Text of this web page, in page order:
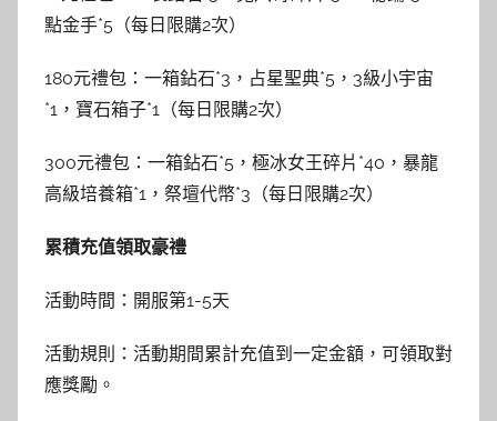
點金手*5（每日限購2次）
180元禮包：一箱鉆石*3，占星聖典*5，3級小宇宙
*1，寶石箱子*1（每日限購2次）
300元禮包：一箱鉆石*5，極冰女王碎片*40，暴龍
高級培養箱*1，祭壇代幣*3（每日限購2次）
累積充值領取豪禮
活動時間：開服第1-5天
活動規則：活動期間累計充值到一定金額，可領取對
應獎勵。